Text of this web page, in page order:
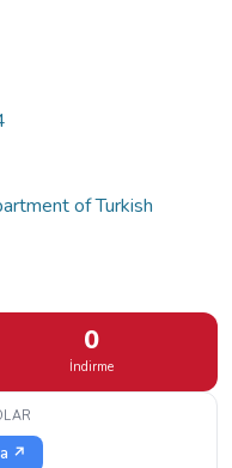
of Turkish
0
İndirme
↗